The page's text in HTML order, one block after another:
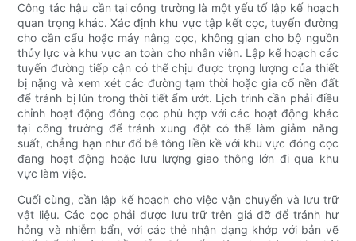
Công tác hậu cần tại công trường là một yếu tố lập kế hoạch
quan trọng khác. Xác định khu vực tập kết cọc, tuyến đường
cho cần cẩu hoặc máy nâng cọc, không gian cho bộ nguồn
thủy lực và khu vực an toàn cho nhân viên. Lập kế hoạch các
tuyến đường tiếp cận có thể chịu được trọng lượng của thiết
bị nặng và xem xét các đường tạm thời hoặc gia cố nền đất
để tránh bị lún trong thời tiết ẩm ướt. Lịch trình cần phải điều
chỉnh hoạt động đóng cọc phù hợp với các hoạt động khác
tại công trường để tránh xung đột có thể làm giảm năng
suất, chẳng hạn như đổ bê tông liền kề với khu vực đóng cọc
đang hoạt động hoặc lưu lượng giao thông lớn đi qua khu
vực làm việc.
Cuối cùng, cần lập kế hoạch cho việc vận chuyển và lưu trữ
vật liệu. Các cọc phải được lưu trữ trên giá đỡ để tránh hư
hỏng và nhiễm bẩn, với các thẻ nhận dạng khớp với bản vẽ